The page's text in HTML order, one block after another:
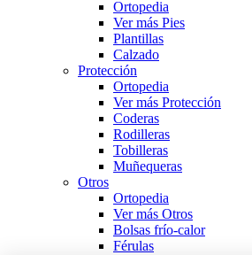
Ortopedia
Ver más Pies
Plantillas
Calzado
Protección
Ortopedia
Ver más Protección
Coderas
Rodilleras
Tobilleras
Muñequeras
Otros
Ortopedia
Ver más Otros
Bolsas frío-calor
Férulas